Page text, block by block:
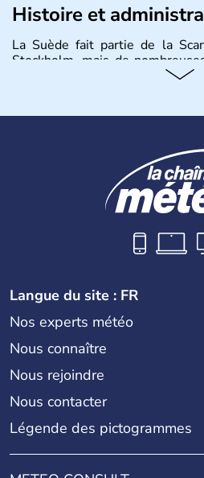
Histoire et
La Suède fait partie de la
Stockholm, mais de
renommée comme Malmö et
possède un roi mais qui n'a
Langue du site : FR
Nos experts météo
Nous connaître
Nous rejoindre
Nous contacter
Légende des pictogrammes